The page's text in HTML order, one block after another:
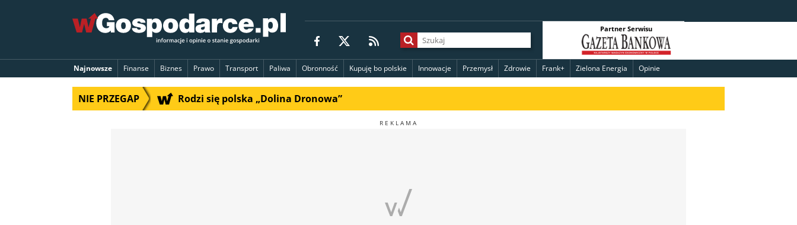
Partner Serwisu
Najnowsze Finanse Biznes Prawo Transport Paliwa Obronność Kupuję bo polskie Innowacje Przemysł Zdrowie Frank+ Zielona Energia Opinie
NIE PRZEGAP Rodzi się polska „Dolina Dronowa”